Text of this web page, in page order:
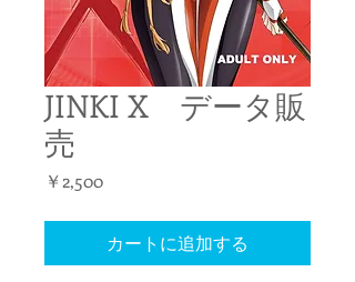
JINKI X データ販
売
￥2,500価
カートに追加する